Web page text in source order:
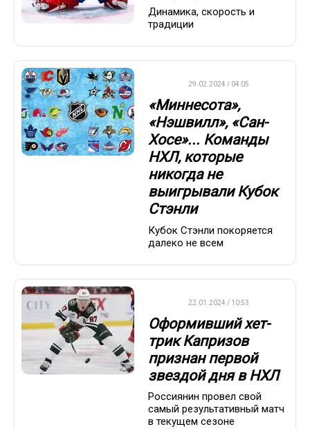
Динамика, скорость и
традиции
29.02.2024 / 04:05
«Миннесота»,
«Нэшвилл», «Сан-
Хосе»... Команды
НХЛ, которые
никогда не
выигрывали Кубок
Стэнли
Кубок Стэнли покоряется
далеко не всем
22.01.2024 / 10:53
Оформивший хет-
трик Капризов
признан первой
звездой дня в НХЛ
Россиянин провел свой
самый результативный матч
в текущем сезоне